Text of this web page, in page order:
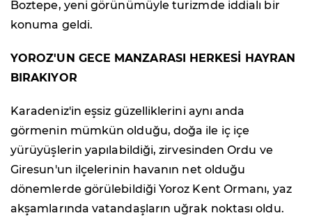
Boztepe, yeni görünümüyle turizmde iddialı bir
konuma geldi.
YOROZ'UN GECE MANZARASI HERKESİ HAYRAN
BIRAKIYOR
Karadeniz'in eşsiz güzelliklerini aynı anda
görmenin mümkün olduğu, doğa ile iç içe
yürüyüşlerin yapılabildiği, zirvesinden Ordu ve
Giresun'un ilçelerinin havanın net olduğu
dönemlerde görülebildiği Yoroz Kent Ormanı, yaz
akşamlarında vatandaşların uğrak noktası oldu.